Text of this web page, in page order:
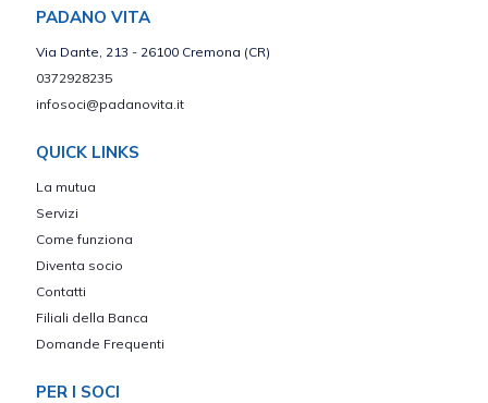
PADANO VITA
Via Dante, 213 - 26100 Cremona (CR)
0372928235
infosoci@padanovita.it
QUICK LINKS
La mutua
Servizi
Come funziona
Diventa socio
Contatti
Filiali della Banca
Domande Frequenti
PER I SOCI